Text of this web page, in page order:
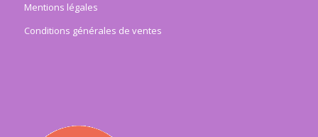
Mentions légales
Conditions générales de ventes